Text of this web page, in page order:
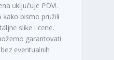
uključuje PDV!.
bismo pružili
slike i cene.
garantovati
eventualnih